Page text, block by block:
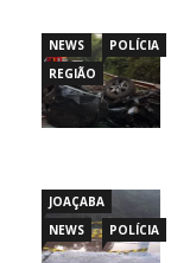
NEWS
POLÍCIA
REGIÃO
JOAÇABA
NEWS
POLÍCIA